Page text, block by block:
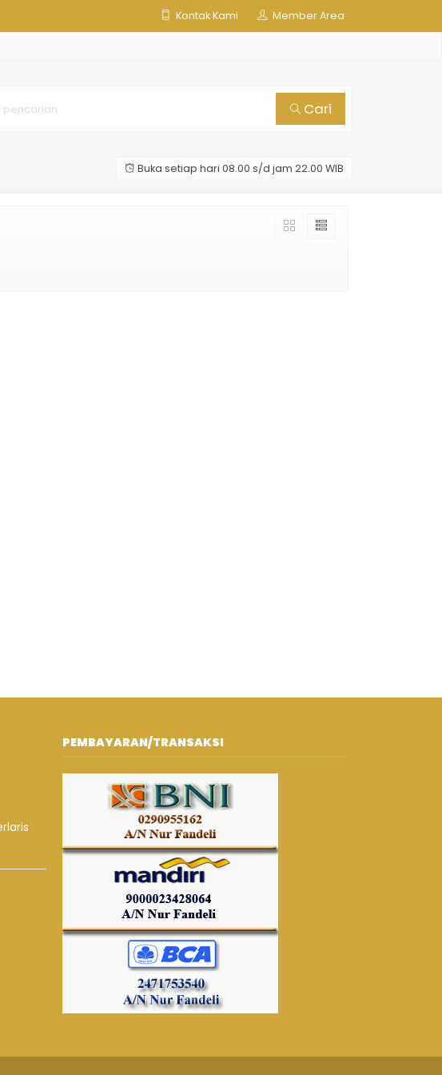
Kontak Kami Member Area
Cari
Buka setiap hari 08.00 s/d jam 22.00 WIB
PEMBAYARAN/TRANSAKSI